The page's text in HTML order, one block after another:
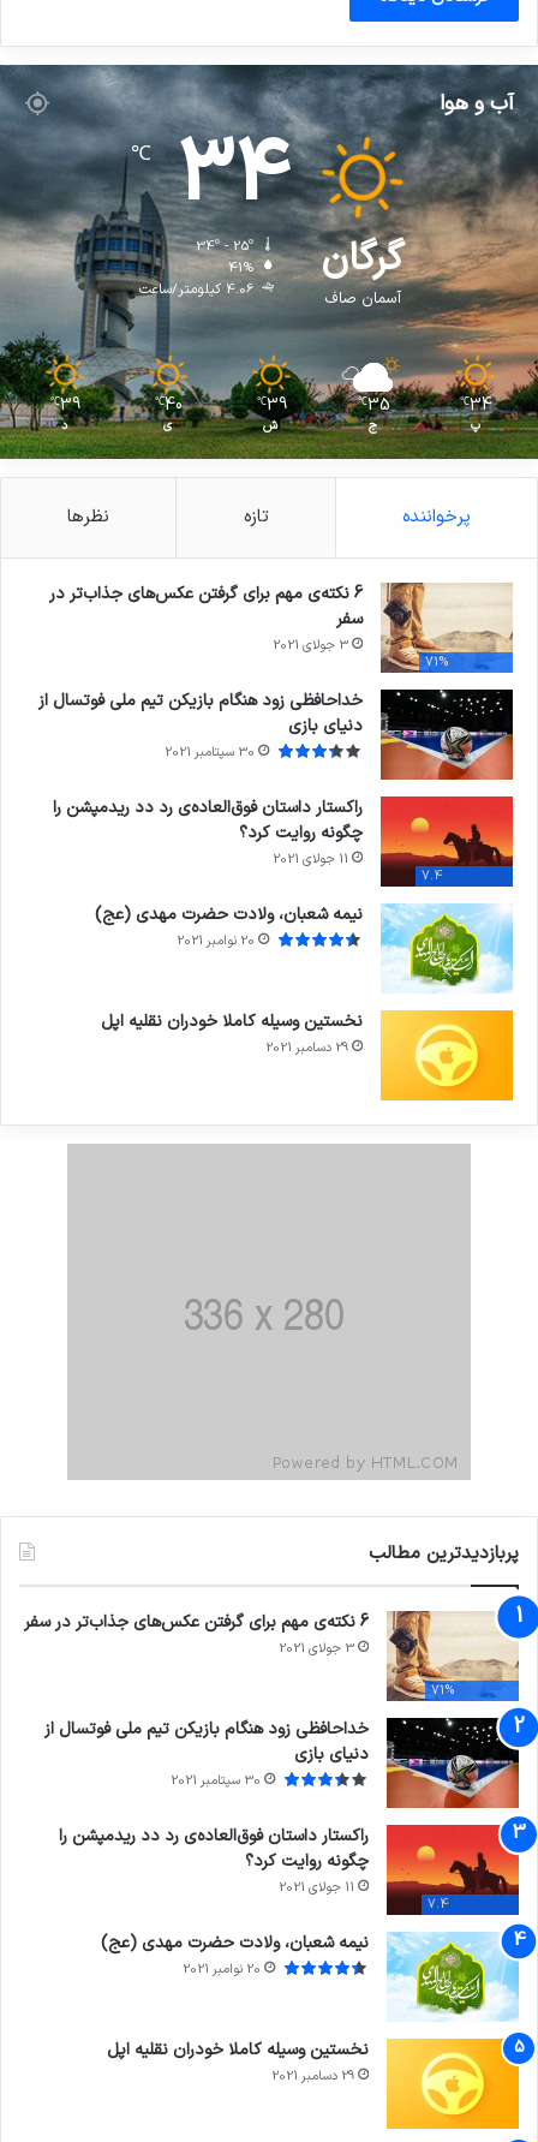
آب و هوا
گرگان
آسمان صاف
34
℃
34º - 25º
41%
4.06 کیلومتر/ساعت
34
℃
پ
35
℃
ج
39
℃
ش
40
℃
ی
39
℃
د
پرخواننده تازه نظرها
71%
6 نکته‌ی مهم برای گرفتن عکس‌های جذاب‌تر در
سفر
3 جولای 2021
خداحافظی زود هنگام بازیکن تیم ملی فوتسال از
دنیای بازی
30 سپتامبر 2021
7.4
راکستار داستان فوق‌العاده‌ی رد دد ریدمپشن را
چگونه روایت کرد؟
11 جولای 2021
نیمه شعبان، ولادت حضرت مهدی (عج)
20 نوامبر 2021
نخستین وسیله کاملا خودران نقلیه اپل
29 دسامبر 2021
پربازدیدترین مطالب
71%
6 نکته‌ی مهم برای گرفتن عکس‌های جذاب‌تر در سفر
3 جولای 2021
خداحافظی زود هنگام بازیکن تیم ملی فوتسال از
دنیای بازی
30 سپتامبر 2021
7.4
راکستار داستان فوق‌العاده‌ی رد دد ریدمپشن را
چگونه روایت کرد؟
11 جولای 2021
نیمه شعبان، ولادت حضرت مهدی (عج)
20 نوامبر 2021
نخستین وسیله کاملا خودران نقلیه اپل
29 دسامبر 2021